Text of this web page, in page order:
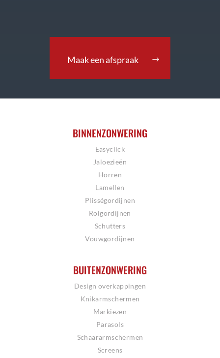
Maak een afspraak
BINNENZONWERING
Easyclick
Jaloezieën
Horren
Lamellen
Plisségordijnen
Rolgordijnen
Schutters
Vouwgordijnen
BUITENZONWERING
Design overkappingen
Knikarmschermen
Markiezen
Parasols
Schaararmschermen
Screens